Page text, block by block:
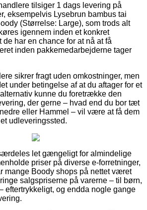
tilsiger 1 dags levering på
eksempelvis Lysebrun bambus tai
(Størrelse: Large), som trods alt
igennem inden et konkret
har en chance for at nå at få
inden pakkemedarbejderne tager
sikrer fragt uden omkostninger, men
under betingelse af at du aftager for et
kunne du foretrække den
der gerne – hvad end du bor tæt
eller Hammel – vil være at få dem
udleveringssted.
let gængeligt for almindelige
priser på diverse e-forretninger,
mange Boody shops på nettet været
salgspriserne på varerne – til børn,
eftertrykkeligt, og endda nogle gange